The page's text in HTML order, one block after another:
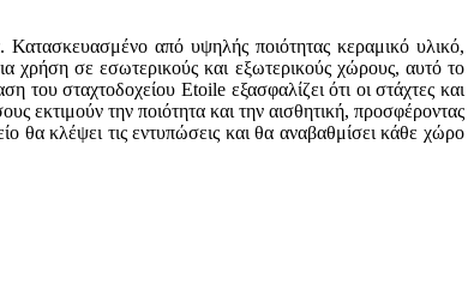
Κατασκευασμένο από υψηλής ποιότητας κεραμικό υλικό,
χρήση σε εσωτερικούς και εξωτερικούς χώρους, αυτό το
του σταχτοδοχείου Etoile εξασφαλίζει ότι οι στάχτες και
εκτιμούν την ποιότητα και την αισθητική, προσφέροντας
θα κλέψει τις εντυπώσεις και θα αναβαθμίσει κάθε χώρο